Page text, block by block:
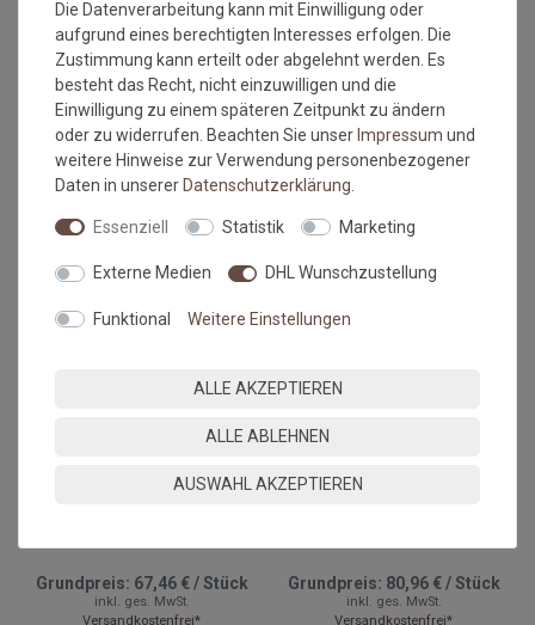
Versandkostenfrei*
Fußmatte wash+dry Turtle
Mat Pop Flowers Neutral
60x85 cm
Grundpreis:
67,46 € Stück
inkl. ges. MwSt.
Versandkostenfrei*
Versandkostenfrei*
Fußmatte wash+dry Turtle
Mat Neutral Squares 75x120
cm
Grundpreis:
Stück
inkl. ges. MwSt.
Versandkostenfrei*
Grundpreis: 67,46 €/Stück
inkl. ges. MwSt.
Versandkostenfrei*
Grundpreis: 80,96 €/Stück
inkl. ges. MwSt.
Versandkostenfrei*
Die Datenverarbeitung kann mit Einwilligung oder
aufgrund eines berechtigten Interesses erfolgen. Die
Zustimmung kann erteilt oder abgelehnt werden. Es
besteht das Recht, nicht einzuwilligen und die
Einwilligung zu einem späteren Zeitpunkt zu ändern
oder zu widerrufen. Beachten Sie unserImpressum und
weitere Hinweise zur Verwendung personenbezogener
Daten in unsererDaten­schutz­erklärung
Essenziell Statistik Marketing
Externe Medien DHL Wunschzustellung
Funktional Weitere Einstellungen
ALLE AKZEPTIEREN
ALLE ABLEHNEN
AUSWAHL AKZEPTIEREN